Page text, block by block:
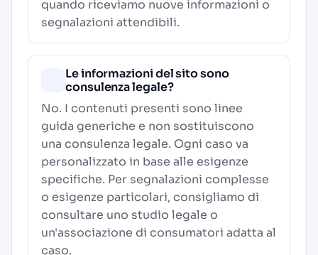
quando riceviamo nuove informazioni o
segnalazioni attendibili.
Le informazioni del sito sono
consulenza legale?
No. I contenuti presenti sono linee
guida generiche e non sostituiscono
una consulenza legale. Ogni caso va
personalizzato in base alle esigenze
specifiche. Per segnalazioni complesse
o esigenze particolari, consigliamo di
consultare uno studio legale o
un'associazione di consumatori adatta al
caso.